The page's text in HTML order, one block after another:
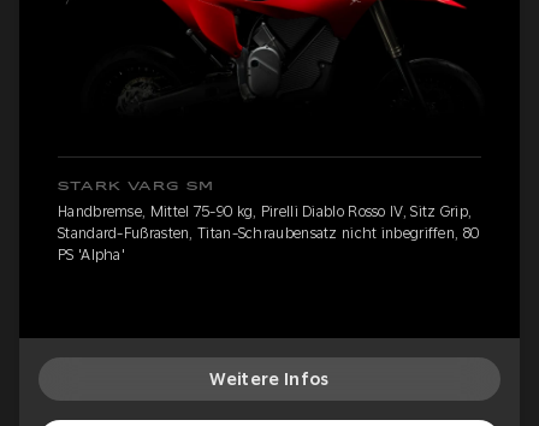
STARK VARG SM
Handbremse, Mittel 75-90 kg, Pirelli Diablo Rosso IV, Sitz Grip,
Standard-Fußrasten, Titan-Schraubensatz nicht inbegriffen, 80
PS 'Alpha'
Weitere Infos